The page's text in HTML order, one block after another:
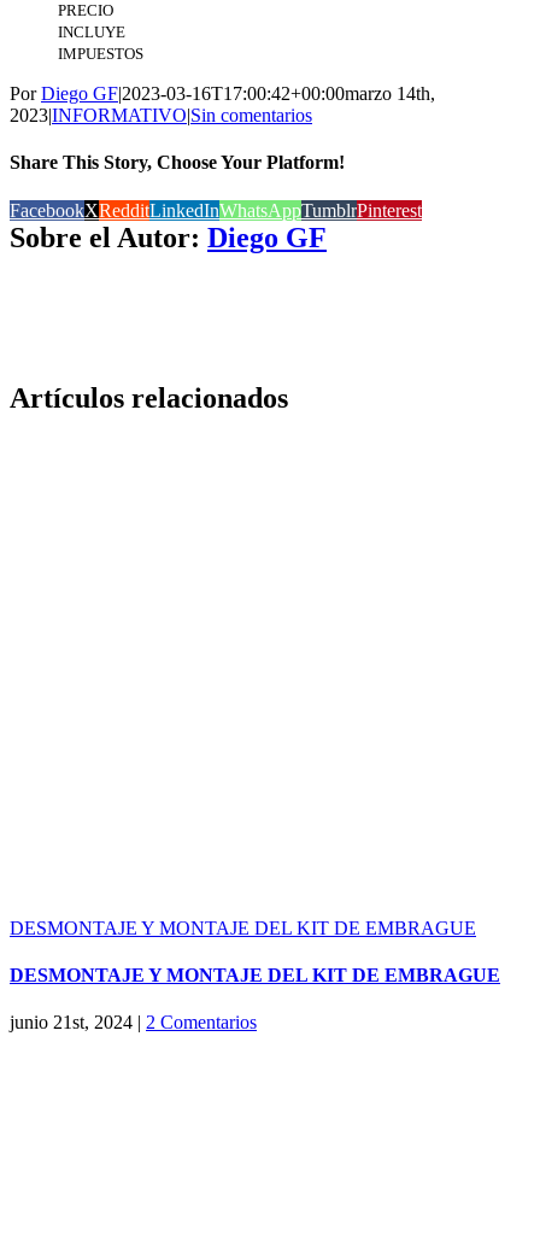
PRECIO
INCLUYE
IMPUESTOS
PorDiego GF|2023-03-16T17:00:42+00:00marzo 14th,
2023|INFORMATIVO|Sin comentarios
Share This Story, Choose Your Platform!
FacebookXRedditLinkedInWhatsAppTumblrPinterest
Sobre el Autor: Diego GF
Artículos relacionados
DESMONTAJE Y MONTAJE DEL KIT DE EMBRAGUE
DESMONTAJE Y MONTAJE DEL KIT DE EMBRAGUE
junio 21st, 2024 | 2 Comentarios